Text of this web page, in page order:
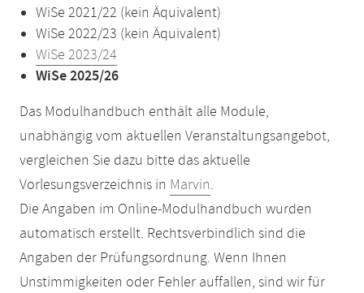
WiSe 2021/22 (kein Äquivalent)
WiSe 2022/23 (kein Äquivalent)
WiSe 2023/24
WiSe 2025/26
Das Modulhandbuch enthält alle Module,
unabhängig vom aktuellen Veranstaltungsangebot,
vergleichen Sie dazu bitte das aktuelle
Vorlesungsverzeichnis in Marvin.
Die Angaben im Online-Modulhandbuch wurden
automatisch erstellt. Rechtsverbindlich sind die
Angaben der Prüfungsordnung. Wenn Ihnen
Unstimmigkeiten oder Fehler auffallen, sind wir für